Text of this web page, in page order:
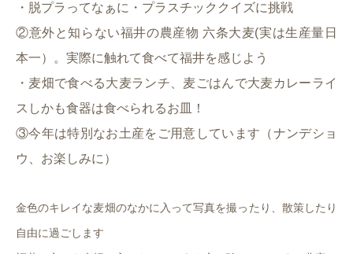
・脱プラってなぁに・プラスチッククイズに挑戦
②意外と知らない福井の農産物 六条大麦(実は生産量日
本一）。実際に触れて食べて福井を感じよう
・麦畑で食べる大麦ランチ、麦ごはんで大麦カレーライ
スしかも食器は食べられるお皿！
③今年は特別なお土産をご用意しています（ナンデショ
ウ、お楽しみに）
金色のキレイな麦畑のなかに入って写真を撮ったり、散策したり
自由に過ごします